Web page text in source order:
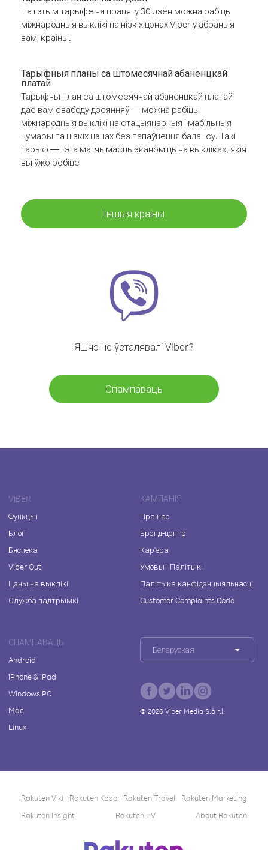
На гэтым тарыфе на працягу 30 дзён можна рабіць
міжнародныя выклікі па нізкіх цэнах Viber у абраныя
вамі краіны.
Тарыфныя планы са штомесячнай абаненцкай
платай
Тарыфны план са штомесячнай абаненцкай платай
дае вам свабоду дзеянняў — можна рабіць
міжнародныя выклікі на стацыянарныя і мабільныя
нумары па нізкіх цэнах без папаўнення балансу. Такі
тарыф — гэта магчымасць эканоміць на выкліках, якія
вы ўжо робіце
Іншыя краіны
Яшчэ не ўсталявалі Viber?
Спампаваць
VIBER
Функцыі
Блог
Бяспека
Viber Out
Цэны на выклікі
Служба падтрымкі
КАМПАНІЯ
Пра нас
Брэнд-цэнтр
Кар'ера
Умовы і Палітыкі
Палітыка канфідэнцыяльнасці
Customer Complaints Code
СПАМПАВАЦЬ
Android
iPhone & iPad
Windows PC
Mac
Linux
Беларуская
© 2026Viber Media S.à r.l.
Rakuten Viki Rakuten Kobo Rakuten Travel
Rakuten Marketing
Rakuten Insight
Rakuten TV About Rakuten